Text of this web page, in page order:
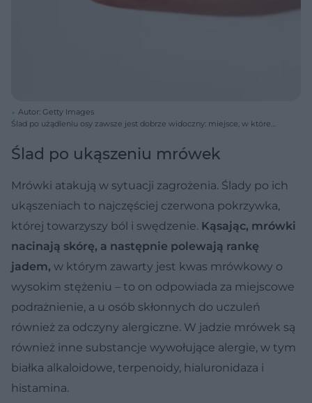
Autor: Getty Images
Ślad po użądleniu osy zawsze jest dobrze widoczny: miejsce, w które
Ślad po ukąszeniu mrówek
Mrówki atakują w sytuacji zagrożenia. Ślady po ich
ukąszeniach to najczęściej czerwona pokrzywka,
której towarzyszy ból i swędzenie. Kąsając, mrówki
nacinają skórę, a następnie polewają rankę
jadem, w którym zawarty jest kwas mrówkowy o
wysokim stężeniu – to on odpowiada za miejscowe
podrażnienie, a u osób skłonnych do uczuleń
również za odczyny alergiczne. W jadzie mrówek są
również inne substancje wywołujące alergie, w tym
białka alkaloidowe, terpenoidy, hialuronidaza i
histamina.